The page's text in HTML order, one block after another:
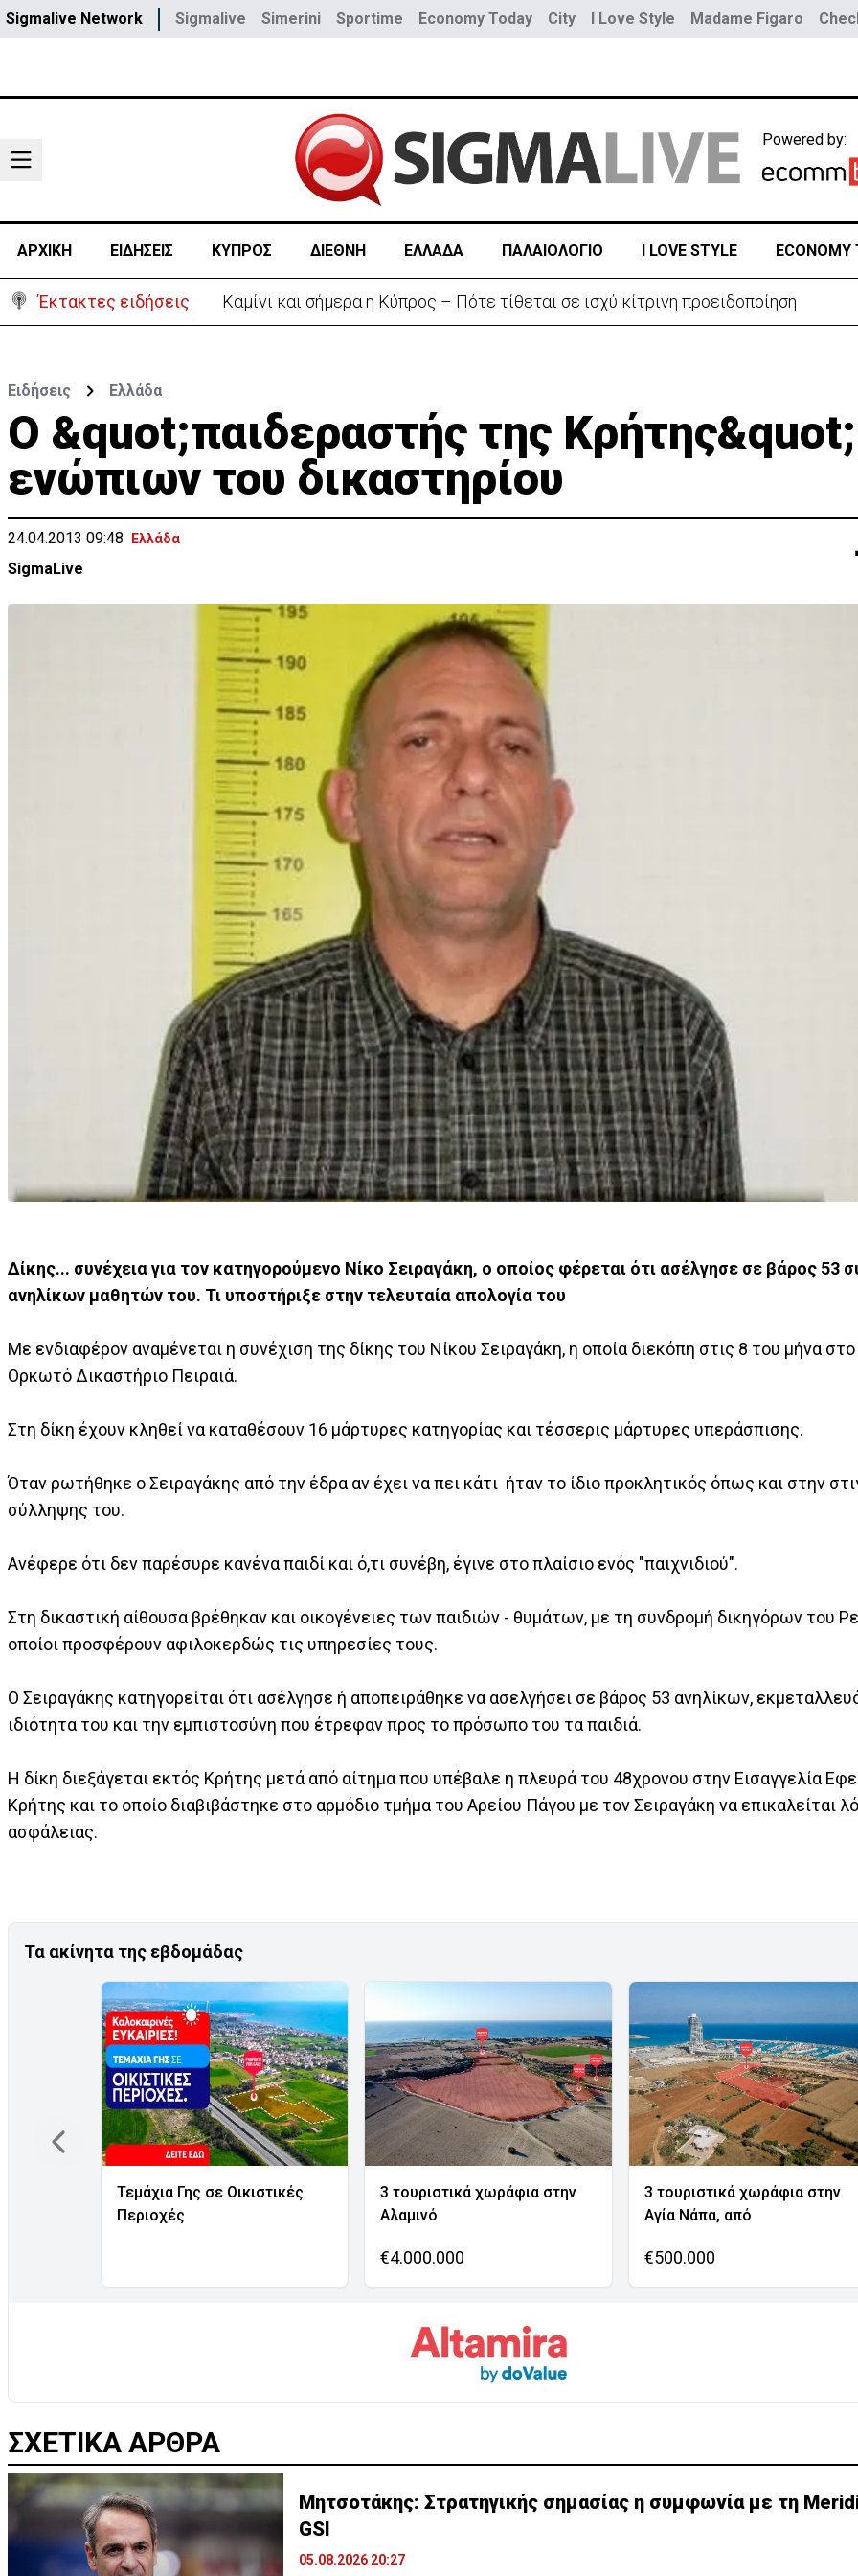
Sigmalive Network Sigmalive Simerini Sportime Economy Today City I Love Style Madame Figaro
Powered by:
ΑΡΧΙΚΗ ΕΙΔΗΣΕΙΣ ΚΥΠΡΟΣ ΔΙΕΘΝΗ ΕΛΛΑΔΑ ΠΑΛΑΙΟΛΟΓΙΟ I LOVE STYLE ECONOMY
Έκτακτες ειδήσεις Καμίνι και σήμερα η Κύπρος – Πότε τίθεται σε ισχύ κίτρινη προειδοποίηση
Ειδήσεις Ελλάδα
O &quot;παιδεραστής της Κρήτης&quot;
ενώπιων του δικαστηρίου
24.04.2013 09:48 Ελλάδα
SigmaLive
Δίκης... συνέχεια για τον κατηγορούμενο Νίκο Σειραγάκη, ο οποίος φέρεται ότι ασέλγησε σε βάρος 53
ανηλίκων μαθητών του. Τι υποστήριξε στην τελευταία απολογία του
Με ενδιαφέρον αναμένεται η συνέχιση της δίκης του Νίκου Σειραγάκη, η οποία διεκόπη στις 8 του μήνα
Ορκωτό Δικαστήριο Πειραιά.
Στη δίκη έχουν κληθεί να καταθέσουν 16 μάρτυρες κατηγορίας και τέσσερις μάρτυρες υπεράσπισης.
Όταν ρωτήθηκε ο Σειραγάκης από την έδρα αν έχει να πει κάτι ήταν το ίδιο προκλητικός όπως και στην
σύλληψης του.
Ανέφερε ότι δεν παρέσυρε κανένα παιδί και ό,τι συνέβη, έγινε στο πλαίσιο ενός "παιχνιδιού".
Στη δικαστική αίθουσα βρέθηκαν και οικογένειες των παιδιών - θυμάτων, με τη συνδρομή δικηγόρων του
οποίοι προσφέρουν αφιλοκερδώς τις υπηρεσίες τους.
Ο Σειραγάκης κατηγορείται ότι ασέλγησε ή αποπειράθηκε να ασελγήσει σε βάρος 53 ανηλίκων,
ιδιότητα του και την εμπιστοσύνη που έτρεφαν προς το πρόσωπο του τα παιδιά.
Η δίκη διεξάγεται εκτός Κρήτης μετά από αίτημα που υπέβαλε η πλευρά του 48χρονου στην Εισαγγελία
Κρήτης και το οποίο διαβιβάστηκε στο αρμόδιο τμήμα του Αρείου Πάγου με τον Σειραγάκη να επικαλείται
ασφάλειας.
Τα ακίνητα της εβδομάδας
Τεμάχια Γης σε Οικιστικές
Περιοχές
3 τουριστικά χωράφια στην
Αλαμινό
€4.000.000
3 τουριστικά χωράφια στην
Αγία Νάπα, από
€500.000
ΣΧΕΤΙΚΑ ΑΡΘΡΑ
Μητσοτάκης: Στρατηγικής σημασίας η συμφωνία με τη
GSI
05.08.2026 20:27